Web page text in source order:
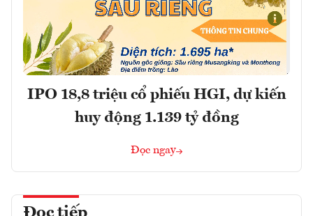
IPO 18,8 triệu cổ phiếu HGI, dự kiến
huy động 1.139 tỷ đồng
Đọc ngay